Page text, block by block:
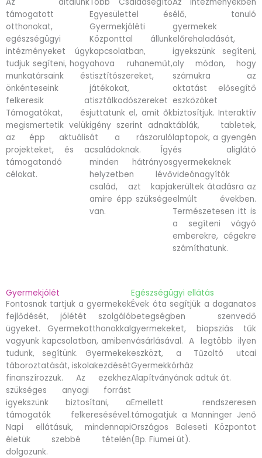
támogatott
otthonokat,
egészségügyi
intézményeket úgy
tudjuk segíteni, hogy
munkatársaink és
önkénteseink
felkeresik a
Támogatókat, és
megismertetik velük
az épp aktuális
projekteket, és a
támogatandó
célokat.
Egyesülettel és
Gyermekjóléti
Központtal állunk
kapcsolatban,
ahova ruhaneműt,
tisztítószereket,
játékokat,
tisztálkodószereket
juttatunk el, amit ők
igény szerint adnak
át a rászoruló
családoknak. Így
minden hátrányos
helyzetben lévő
család, azt kapja
amire épp szüksége
van.
élő, tanuló
gyermekek
előrehaladását,
igyekszünk segíteni,
oly módon, hogy
számukra az
oktatást elősegítő
eszközöket
biztosítjuk. Interaktív
táblák, tabletek,
laptopok, a gyengén
és aliglátó
gyermekeknek
videónagyítók
kerültek átadásra az
elmúlt években.
Természetesen itt is
a segíteni vágyó
emberekre, cégekre
számíthatunk.
Gyermekjólét
Fontosnak tartjuk a gyermekek
fejlődését, jólétét szolgáló
ügyeket. Gyermekotthonokkal
vagyunk kapcsolatban, amiben
tudunk, segítünk. Gyermekek
táboroztatását, iskolakezdését
finanszírozzuk. Az ezekhez
szükséges anyagi forrást
igyekszünk biztosítani, a
támogatók felkeresésével.
Napi ellátásuk, mindennapi
életük szebbé tételén
dolgozunk.
Egészségügyi ellátás
Évek óta segítjük a daganatos
betegségben szenvedő
gyermekeket, biopsziás tűk
vásárlásával. A legtöbb ilyen
eszközt, a Tűzoltó utcai
Gyermekkórház
Alapítványának adtuk át.
Emellett rendszeresen
támogatjuk a Manninger Jenő
Országos Baleseti Központot
(Bp. Fiumei út).